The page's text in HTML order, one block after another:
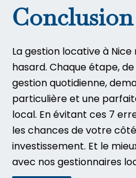
Conclusion
La gestion locative à
hasard. Chaque étape,
gestion quotidienne,
particulière et une
local. En évitant ces 7
les chances de votre
investissement. Et le
avec nos gestionnaires